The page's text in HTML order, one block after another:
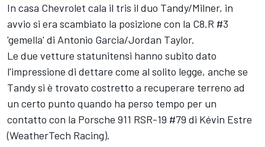
In casa Chevrolet cala il tris il duo Tandy/Milner, in
avvio si era scambiato la posizione con la C8.R #3
'gemella' di Antonio Garcia/Jordan Taylor.
Le due vetture statunitensi hanno subito dato
l'impressione di dettare come al solito legge, anche se
Tandy si è trovato costretto a recuperare terreno ad
un certo punto quando ha perso tempo per un
contatto con la Porsche 911 RSR-19 #79 di Kévin Estre
(WeatherTech Racing).